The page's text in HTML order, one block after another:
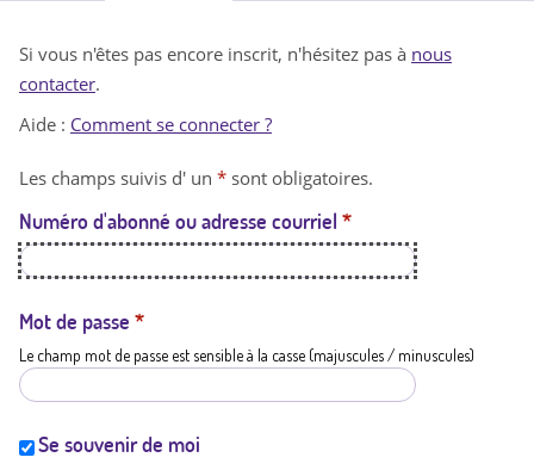
n
t
a
t
i
Si vous n'êtes pas encore inscrit, n'hésitez pas à nous
contacter.
Aide : Comment se connecter ?
Les champs suivis d' un * sont obligatoires.
Numéro d'abonné ou adresse courriel *
Mot de passe *
Le champ mot de passe est sensible à la casse (majuscules / minuscules)
Se souvenir de moi